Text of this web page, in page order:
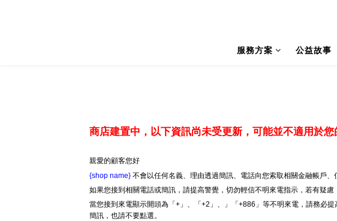
服務方案 公益故事
商店建置中，以下資訊尚未受更新，可能並不適用於
親愛的顧客您好
{shop name} 不會以任何名義、理由透過簡訊、電話向您索取相關金融帳戶
如果您接到相關電話或簡訊，請提高警覺，切勿輕信不明來電指示，若有疑慮
當您接到來電顯示開頭為「+」、「+2」、」「+886」等不明來電，請務必
簡訊，也請不要點選。